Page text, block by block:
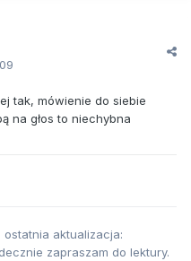
tak, mówienie do siebie
na głos to niechybna
aktualizacja:
zapraszam do lektury.